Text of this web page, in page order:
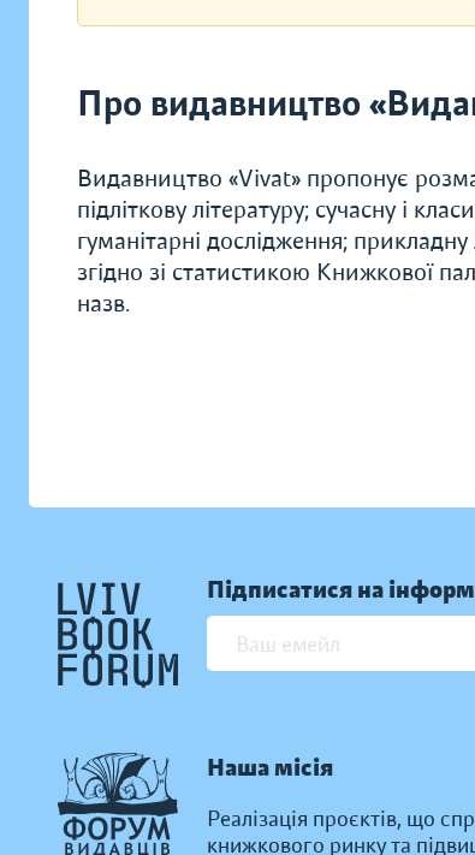
Про видавництво
Видавництво «Vivat» пропонує
підліткову літературу; сучасну і
гуманітарні дослідження;
згідно зі статистикою Книжкової
назв.
Підписатися на
Наша місія
Реалізація проєктів, що
книжкового ринку та